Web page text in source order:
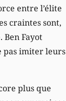
entre l’élite
craintes sont,
Fayot
pas imiter leurs
plus que